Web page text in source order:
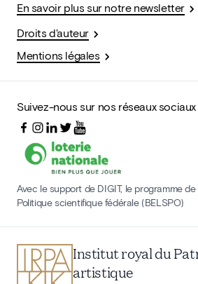
En savoir plus sur notre newsletter
Droits d'auteur
Mentions légales
Suivez-nous sur nos réseaux sociaux
Avec le support de DIGIT, le programme
Politique scientifique fédérale (BELSPO)
Institut royal du
artistique